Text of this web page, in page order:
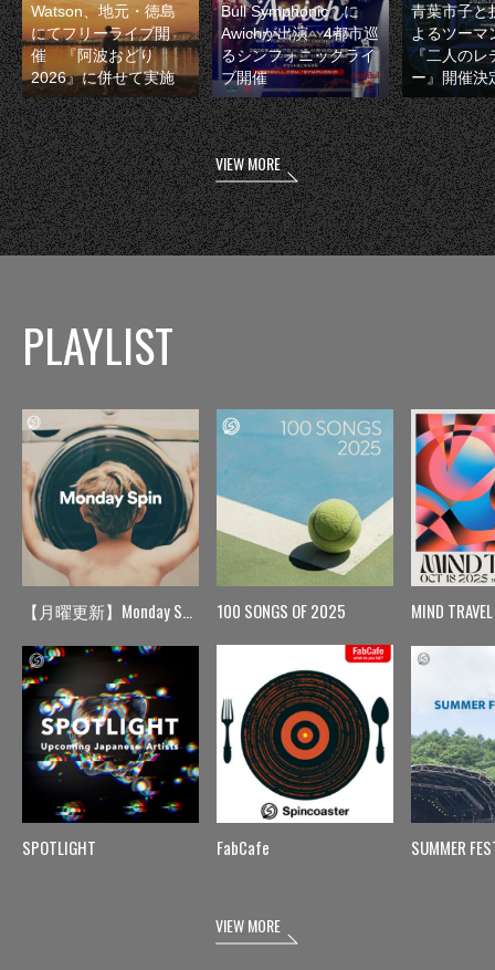
Watson、地元・徳島
にてフリーライブ開
催 『阿波おどり
2026』に併せて実施
Bull Symphonic』に
Awichが出演 4都市巡
るシンフォニックライ
ブ開催
青葉市子と
よるツーマ
『二人のレ
ー』開催決
VIEW MORE
PLAYLIST
【月曜更新】Monday Spin
SPOTLIGHT
100 SONGS OF 2025
FabCafe
MIND TRAVEL
SUMMER
VIEW MORE